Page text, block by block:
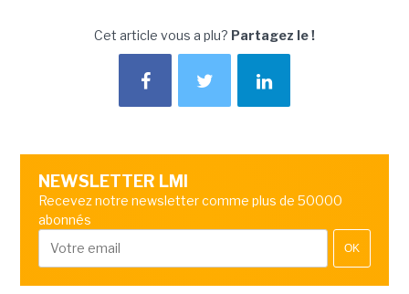
Cet article vous a plu? Partagez le !
NEWSLETTER LMI
Recevez notre newsletter comme plus de 50000
abonnés
OK